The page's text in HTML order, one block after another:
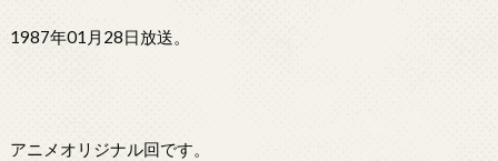
1987年01月28日放送。
アニメオリジナル回です。